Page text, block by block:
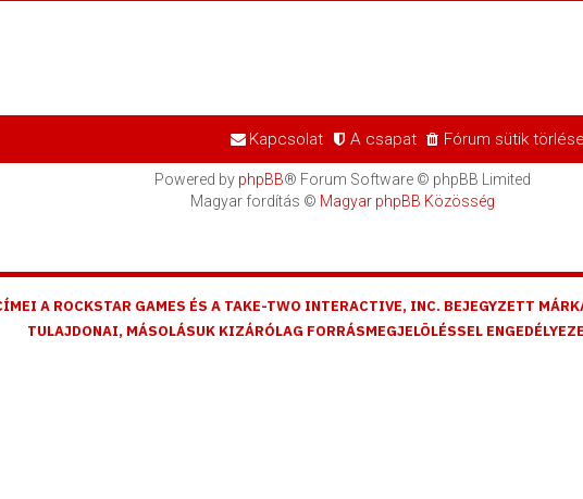
Fórum sütik törlése
A csapat
Kapcsolat
Powered by phpBB® Forum Software © phpBB Limited
Magyar fordítás © Magyar phpBB Közösség
A ROCKSTAR GAMES ÉS A TAKE-TWO INTERACTIVE, INC. BEJEGYZETT
TULAJDONAI, MÁSOLÁSUK KIZÁRÓLAG FORRÁSMEGJELÖLÉSSEL